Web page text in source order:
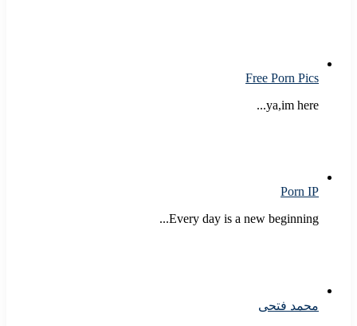
Free Porn Pics
ya,im here...
Porn IP
Every day is a new beginning...
محمد فتحى